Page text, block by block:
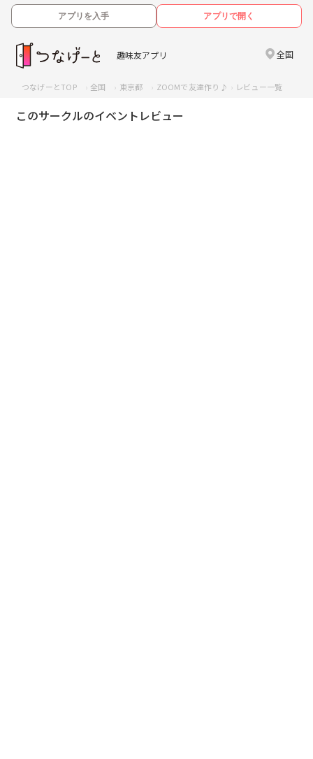
アプリを入手 アプリで開く
趣味友アプリ 全国
つなげーとTOP 全国 東京都 ZOOMで友達作り♪ レビュー一覧
このサークルのイベントレビュー